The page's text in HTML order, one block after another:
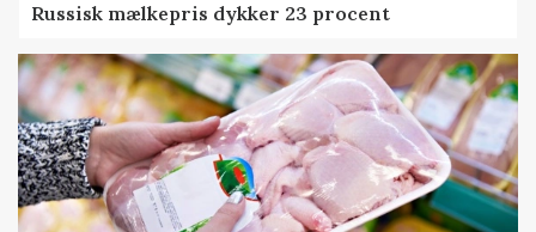
Russisk mælkepris dykker 23 procent